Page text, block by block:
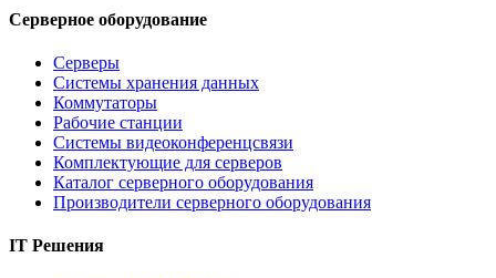
Серверное оборудование
Серверы
Системы хранения данных
Коммутаторы
Рабочие станции
Системы видеоконференцсвязи
Комплектующие для серверов
Каталог серверного оборудования
Производители серверного оборудования
IT Решения